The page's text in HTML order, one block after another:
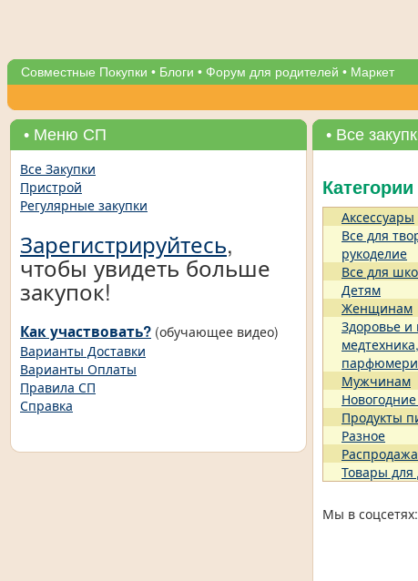
Совместные Покупки • Блоги • Форум для родителей • Маркет
• Меню СП
Все Закупки
Пристрой
Регулярные закупки
Зарегистрируйтесь,
чтобы увидеть больше
закупок!
Как участвовать? (обучающее видео)
Варианты Доставки
Варианты Оплаты
Правила СП
Справка
• Все
Аксессуары
Все для
рукоделие
Все для
Детям
Женщинам
Здоровье и
Мужчинам
Продукты
Разное
Распродажа
Товары для
Мы в соцсетях: